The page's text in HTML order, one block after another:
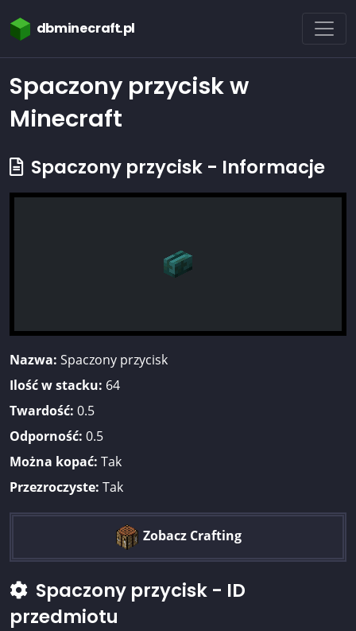
dbminecraft.pl
Spaczony przycisk w
Minecraft
Spaczony przycisk - Informacje
Nazwa: Spaczony przycisk
Ilość w stacku: 64
Twardość: 0.5
Odporność: 0.5
Można kopać: Tak
Przezroczyste: Tak
Zobacz Crafting
Spaczony przycisk - ID
przedmiotu